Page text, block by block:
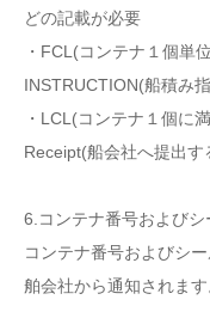
どの記載が必要
・FCL(コンテナ１個単
INSTRUCTION(船積み
・LCL(コンテナ１個に
Receipt(船会社へ提出す
6.コンテナ番号およびシ
コンテナ番号およびシ
舶会社から通知されます